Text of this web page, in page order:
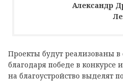
Александр
Проекты будут реализованы
благодаря победе в конкурсе
на благоустройство выделят